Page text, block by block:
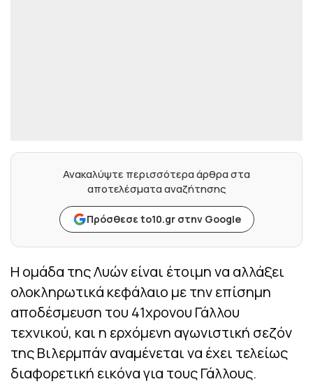
Ανακαλύψτε περισσότερα άρθρα στα
αποτελέσματα αναζήτησης
Πρόσθεσε to10.gr στην Google
Η ομάδα της Λυών είναι έτοιμη να αλλάξει
ολοκληρωτικά κεφάλαιο με την επίσημη
αποδέσμευση του 41χρονου Γάλλου
τεχνικού, και η ερχόμενη αγωνιστική σεζόν
της Βιλερμπάν αναμένεται να έχει τελείως
διαφορετική εικόνα για τους Γάλλους.